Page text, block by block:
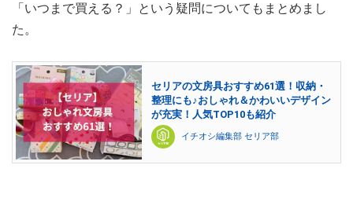
「いつまで買える？」という疑問についてもまとめまし
た。
セリアの文房具おすすめ61選！収納・
整理にも♪おしゃれ＆かわいいデザイン
が充実！人気TOP10も紹介
イチオシ編集部 セリア部